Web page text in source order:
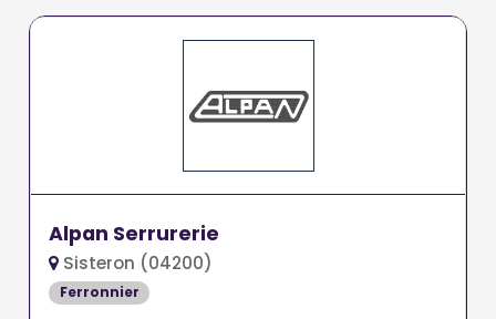
Alpan Serrurerie
Sisteron (04200)
Ferronnier